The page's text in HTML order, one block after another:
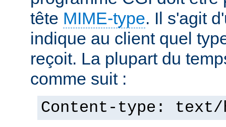
tête MIME-type. Il s'agit
indique au client quel
reçoit. La plupart du
comme suit :
Content-type: text/